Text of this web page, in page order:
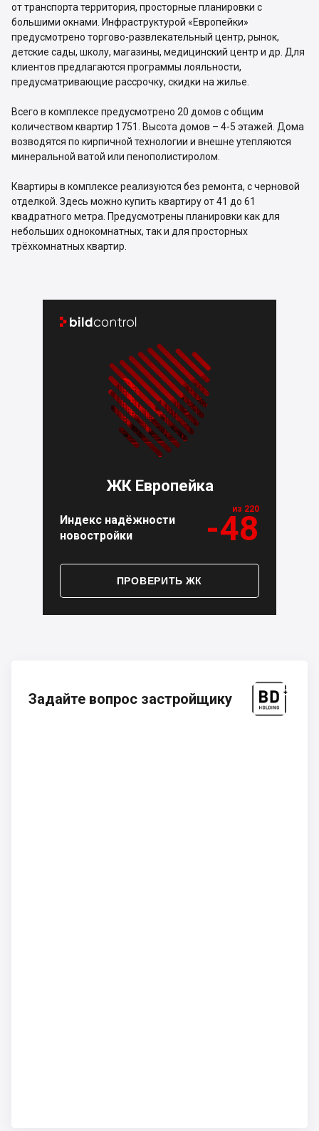
от транспорта территория, просторные планировки с
большими окнами. Инфраструктурой «Европейки»
предусмотрено торгово-развлекательный центр, рынок,
детские сады, школу, магазины, медицинский центр и др. Для
клиентов предлагаются программы лояльности,
предусматривающие рассрочку, скидки на жилье.
Всего в комплексе предусмотрено 20 домов с общим
количеством квартир 1751. Высота домов – 4-5 этажей. Дома
возводятся по кирпичной технологии и внешне утепляются
минеральной ватой или пенополистиролом.
Квартиры в комплексе реализуются без ремонта, с черновой
отделкой. Здесь можно купить квартиру от 41 до 61
квадратного метра. Предусмотрены планировки как для
небольших однокомнатных, так и для просторных
трёхкомнатных квартир.
 
ЖК Европейка
Индекс надёжности
новостройки
из 220
-48
ПРОВЕРИТЬ ЖК
Задайте вопрос застройщику